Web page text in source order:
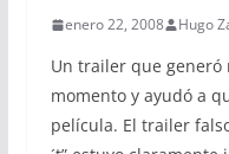
enero 22, 2008 Hugo
Un trailer que
momento y ayudó a
película. El trailer